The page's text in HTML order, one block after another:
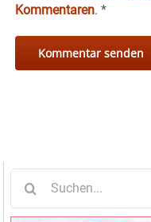
Kommentaren. *
nach: